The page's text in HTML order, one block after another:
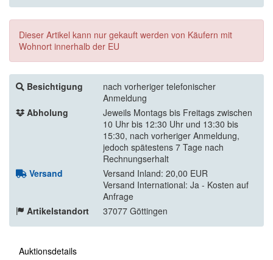
Dieser Artikel kann nur gekauft werden von Käufern mit
Wohnort innerhalb der EU
Besichtigung
nach vorheriger telefonischer
Anmeldung
Abholung
Jeweils Montags bis Freitags zwischen
10 Uhr bis 12:30 Uhr und 13:30 bis
15:30, nach vorheriger Anmeldung,
jedoch spätestens 7 Tage nach
Rechnungserhalt
Versand
Versand Inland: 20,00 EUR
Versand International: Ja - Kosten auf
Anfrage
Artikelstandort
37077 Göttingen
Auktionsdetails